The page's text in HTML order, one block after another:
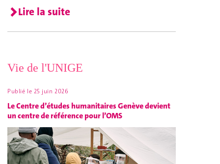
Lire la suite
Vie de l'UNIGE
Publié le 25 juin 2026
Le Centre d’études humanitaires Genève devient
un centre de référence pour l’OMS